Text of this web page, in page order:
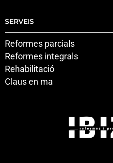
SERVEIS
Reformes parcials
Reformes integrals
Rehabilitació
Claus en ma